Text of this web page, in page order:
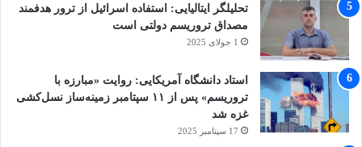
تحلیلگر ایتالیایی: استفاده اسرائیل از ترور هدفمند
مصداق تروریسم دولتی است
1 جولای 2025
استاد دانشگاه آمریکایی: روایت «مبارزه با
تروریسم» پس از ۱۱ سپتامبر زمینه‌ساز نسل‌کشی
غزه شد
17 سپتامبر 2025